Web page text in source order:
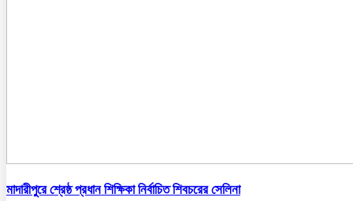
মাদারীপুরে শ্রেষ্ঠ প্রধান শিক্ষিকা নির্বাচিত শিবচরের সেলিনা